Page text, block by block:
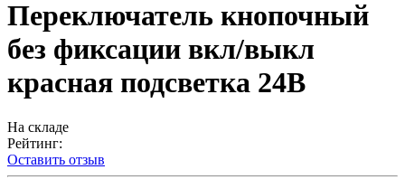
Переключатель кнопочный
без фиксации вкл/выкл
красная подсветка 24В
На складе
Рейтинг:
Оставить отзыв